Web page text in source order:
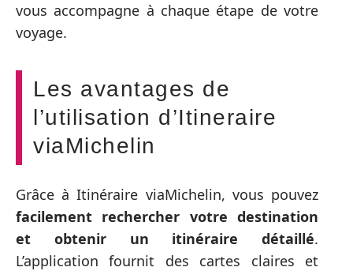
vous accompagne à chaque étape de votre
voyage.
Les avantages de
l’utilisation d’Itineraire
viaMichelin
Grâce à Itinéraire viaMichelin, vous pouvez
facilement rechercher votre destination
et obtenir un itinéraire détaillé.
L’application fournit des cartes claires et